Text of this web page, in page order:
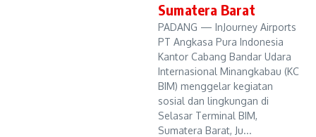
Sumatera Barat
PADANG — InJourney Airports
PT Angkasa Pura Indonesia
Kantor Cabang Bandar Udara
Internasional Minangkabau (KC
BIM) menggelar kegiatan
sosial dan lingkungan di
Selasar Terminal BIM,
Sumatera Barat, Ju...